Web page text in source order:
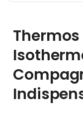
1200ml
Infuseur
Thé